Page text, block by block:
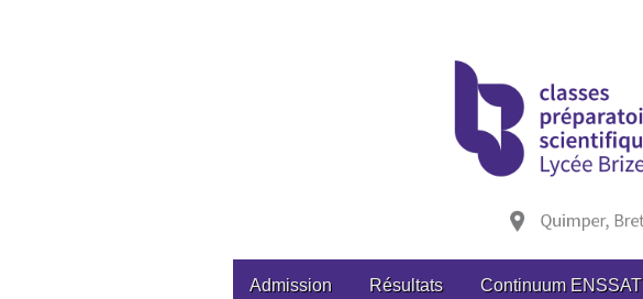
Main
Admission Résultats Continuum ENSSAT